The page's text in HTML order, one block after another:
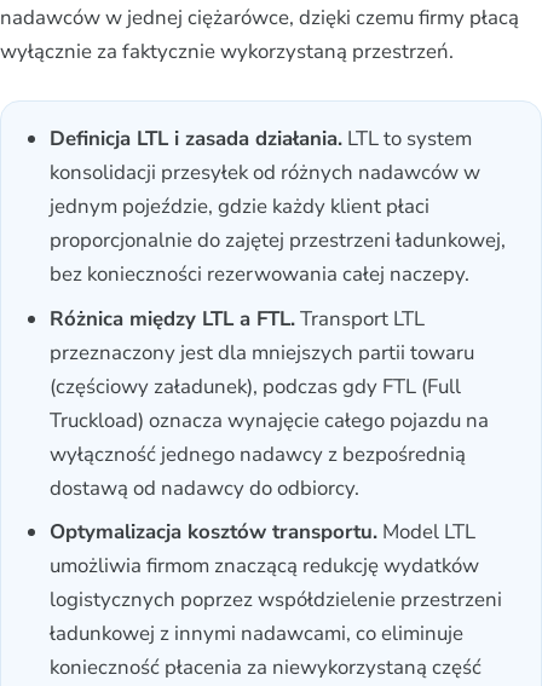
nadawców w jednej ciężarówce, dzięki czemu firmy płacą
wyłącznie za faktycznie wykorzystaną przestrzeń.
Definicja LTL i zasada działania. LTL to system
konsolidacji przesyłek od różnych nadawców w
jednym pojeździe, gdzie każdy klient płaci
proporcjonalnie do zajętej przestrzeni ładunkowej,
bez konieczności rezerwowania całej naczepy.
Różnica między LTL a FTL.Transport LTL
przeznaczony jest dla mniejszych partii towaru
(częściowy załadunek), podczas gdy FTL (Full
Truckload) oznacza wynajęcie całego pojazdu na
wyłączność jednego nadawcy z bezpośrednią
dostawą od nadawcy do odbiorcy.
Optymalizacja kosztów transportu. Model LTL
umożliwia firmom znaczącą redukcję wydatków
logistycznych poprzez współdzielenie przestrzeni
ładunkowej z innymi nadawcami, co eliminuje
konieczność płacenia za niewykorzystaną część